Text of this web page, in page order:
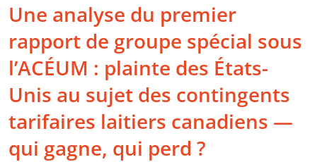
Une analyse du premier
rapport de groupe spécial sous
l’ACÉUM : plainte des États-
Unis au sujet des contingents
tarifaires laitiers canadiens —
qui gagne, qui perd ?